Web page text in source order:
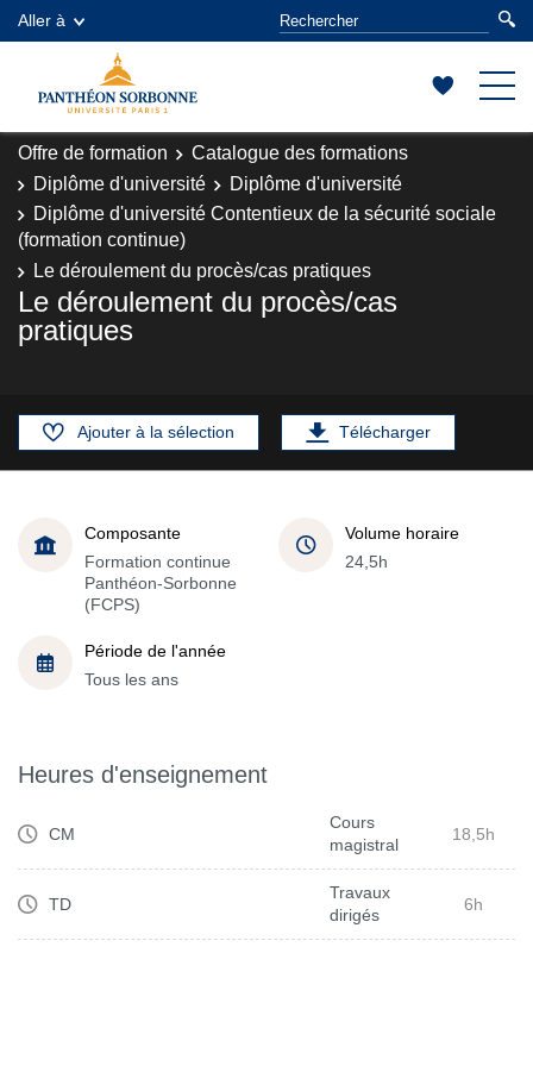
Aller à
Offre de formation
Catalogue des formations
Diplôme d'université
Diplôme d'université
Diplôme d'université Contentieux de la sécurité sociale
(formation continue)
Le déroulement du procès/cas pratiques
Le déroulement du procès/cas
pratiques
Ajouter à la sélection Télécharger
Composante
Formation continue
Panthéon-Sorbonne
(FCPS)
Volume horaire
24,5h
Période de l'année
Tous les ans
Heures d'enseignement
CM
Cours
magistral
18,5h
TD
Travaux
dirigés
6h